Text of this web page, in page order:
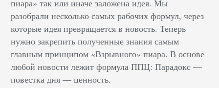
пиара» так или иначе заложена идея. Мы
разобрали несколько самых рабочих формул, через
которые идея превращается в новость. Теперь
нужно закрепить полученные знания самым
главным принципом «Взрывного» пиара. В основе
любой новости лежит формула ППЦ: Парадокс —
повестка дня — ценность.